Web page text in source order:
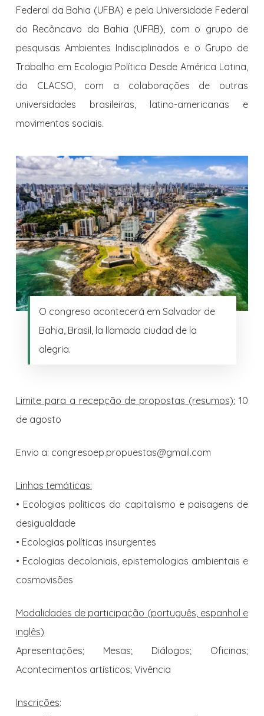
Federal da Bahia (UFBA) e pela Universidade Federal
do Recôncavo da Bahia (UFRB), com o grupo de
pesquisas Ambientes Indisciplinados e o Grupo de
Trabalho em Ecologia Política Desde América Latina,
do CLACSO, com a colaborações de outras
universidades brasileiras, latino-americanas e
movimentos sociais.
O congreso acontecerá em Salvador de
Bahia, Brasil, la llamada ciudad de la
alegria.
Limite para a recepção de propostas (resumos): 10
de agosto
Envio a: congresoep.propuestas@gmail.com
Linhas temáticas:
• Ecologias políticas do capitalismo e paisagens de
desigualdade
• Ecologias políticas insurgentes
• Ecologias decoloniais, epistemologias ambientais e
cosmovisões
Modalidades de participação (português, espanhol e
inglês)
Apresentações; Mesas; Diálogos; Oficinas;
Acontecimentos artísticos; Vivência
Inscrições: